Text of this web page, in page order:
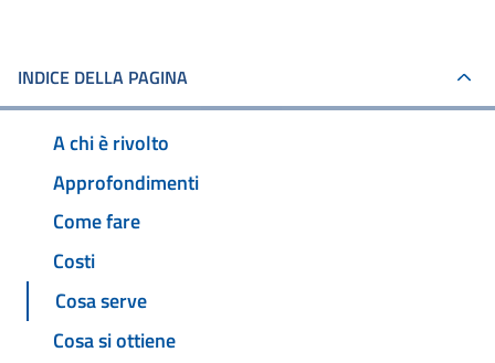
INDICE DELLA PAGINA
A chi è rivolto
Approfondimenti
Come fare
Costi
Cosa serve
Cosa si ottiene